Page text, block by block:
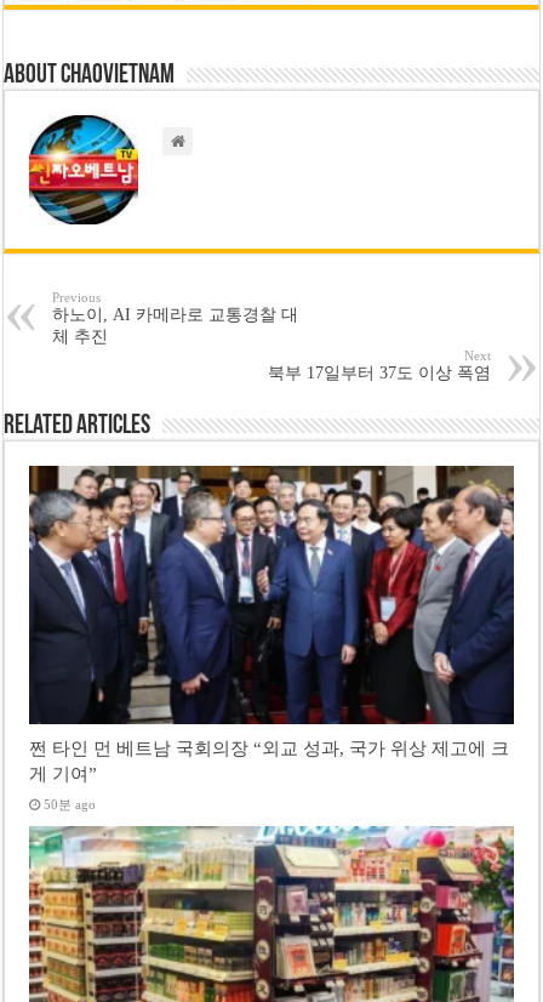
About chaovietnam
Previous
하노이, AI 카메라로 교통경찰 대
체 추진
Next
북부 17일부터 37도 이상 폭염
Related Articles
쩐 타인 먼 베트남 국회의장 “외교 성과, 국가 위상 제고에 크
게 기여”
50분 ago